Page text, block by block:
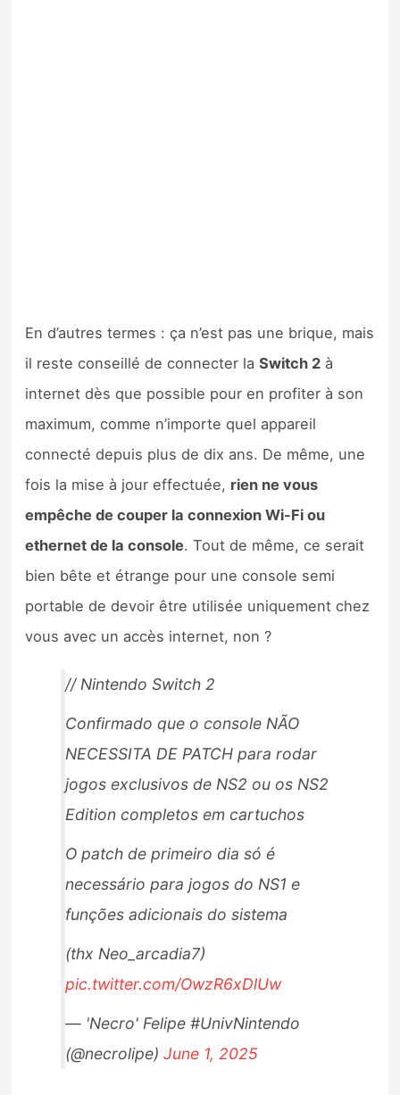
En d’autres termes : ça n’est pas une brique, mais
il reste conseillé de connecter laSwitch 2 à
internet dès que possible pour en profiter à son
maximum, comme n’importe quel appareil
connecté depuis plus de dix ans. De même, une
fois la mise à jour effectuée, rien ne vous
empêche de couper la connexion Wi-Fi ou
ethernet de la console. Tout de même, ce serait
bien bête et étrange pour une console semi
portable de devoir être utilisée uniquement chez
vous avec un accès internet, non ?
// Nintendo Switch 2
Confirmado que o console NÃO
NECESSITA DE PATCH para rodar
jogos exclusivos de NS2 ou os NS2
Edition completos em cartuchos
O patch de primeiro dia só é
necessário para jogos do NS1 e
funções adicionais do sistema
(thx Neo_arcadia7)
pic.twitter.com/OwzR6xDlUw
— 'Necro' Felipe #UnivNintendo
(@necrolipe)June 1, 2025